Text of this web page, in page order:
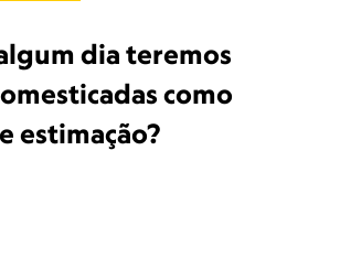
dia teremos
como
estimação?